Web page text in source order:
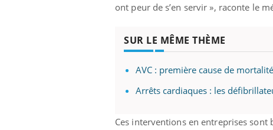
ont peur de s’en servir », raconte le
SUR LE MÊME THÈME
AVC : première cause de
Arrêts cardiaques : les
Ces interventions en entreprises